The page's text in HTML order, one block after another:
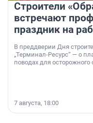
Строители
встречают
праздник на
В преддверии Дня
„Терминал-Ресурс“ — о
поводах для
7 августа, 18:00